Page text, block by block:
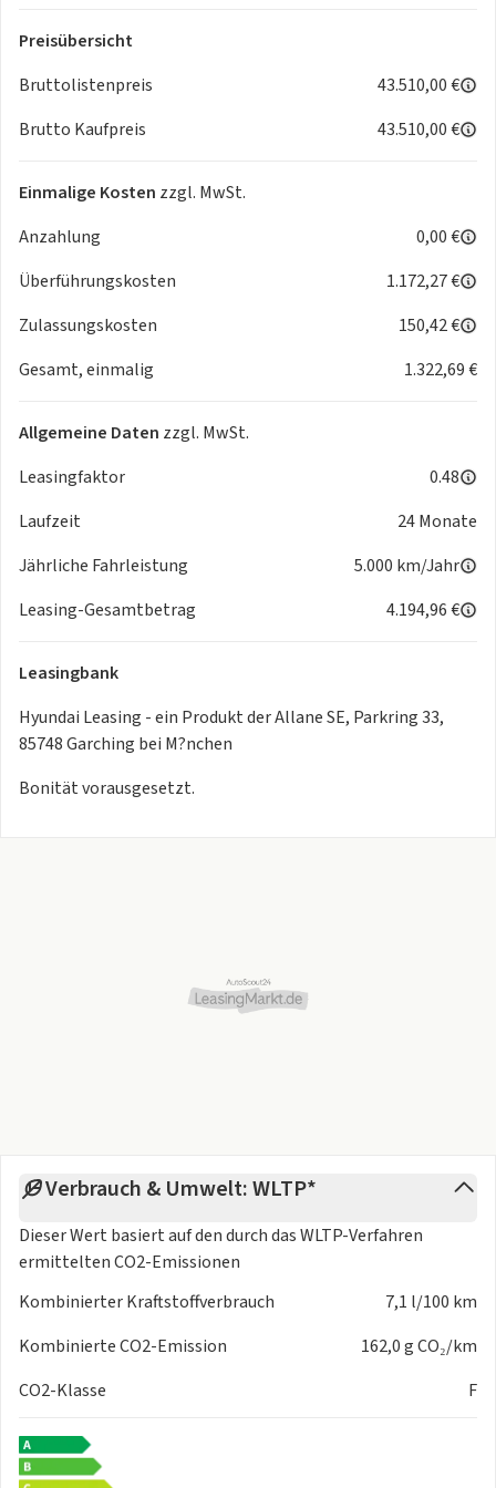
-Verkehrszeichenerkennung - erweitert
-Heckklappe/-Deckel elektr. betätigt (Öffnung -
-Klimaautomatik 2-Zonen
-Rückfahrkamera
-Verglasung hinten abgedunkelt (Privacy Glass)
- 6 Lautsprecher
- Airbag Fahrerseite
- Akustikglas Türscheiben seitlich
- Anhänger-Stabilisierungs-Programm (TSA)
- Antriebsart: Frontantrieb
- Aussenspiegel Abyss Black
- Blinkleuchten LED in Aussenspiegel integriert
- Dachreling
- 3. Bremsleuchte
- Heckleuchten LED
- Kühlergrill in dunkler Optik
- Tagfahrlicht LED in dunkler Optik
- Bordcomputer
- Freisprecheinrichtung Bluetooth
- Frontscheibe Verbundglas
- Getriebe 7-Gang - Doppelkupplungsgetriebe DCT
- Heckscheibe heizbar
- Innenspiegel mit Abblendautomatik
- Isofix-Aufnahmen für Kindersitz
- Kopf-Airbag-System
- Lendenwirbelstütze Sitz vorn links - elektr. verstellbar
- Lendenwirbelstütze Sitz vorn rechts - elektr. verstellbar
Preisübersicht
Bruttolistenpreis
43.510,00 €
Brutto Kaufpreis
43.510,00 €
Einmalige Kosten zzgl. MwSt.
Anzahlung
0,00 €
Überführungskosten
1.172,27 €
Zulassungskosten
150,42 €
Gesamt, einmalig
1.322,69 €
Allgemeine Daten zzgl. MwSt.
Leasingfaktor
0.48
Laufzeit
24 Monate
Jährliche Fahrleistung
5.000 km/Jahr
Leasing-Gesamtbetrag
4.194,96 €
Leasingbank
Hyundai Leasing - ein Produkt der Allane SE, Parkring 33,
85748 Garching bei M?nchen
Bonität vorausgesetzt.
Verbrauch & Umwelt: WLTP*
Dieser Wert basiert auf den durch dasWLTP-Verfahren
ermittelten CO2-Emissionen
Kombinierter Kraftstoffverbrauch
7,1 l/100 km
Kombinierte CO2-Emission
162,0 g CO₂/km
CO2-Klasse
F